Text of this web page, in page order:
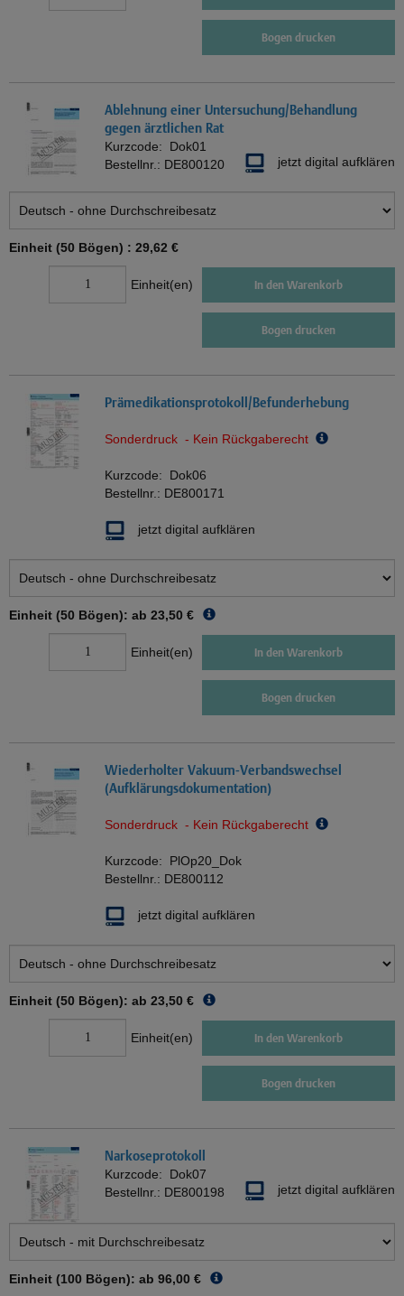
Bogen drucken
Ablehnung einer Untersuchung/Behandlung
gegen ärztlichen Rat
Kurzcode: Dok01
Bestellnr.: DE800120 jetzt digital aufklären
Einheit (50 Bögen) : 29,62 €
Einheit(en) In den Warenkorb
Bogen drucken
Prämedikationsprotokoll/Befunderhebung
Sonderdruck - Kein Rückgaberecht
Kurzcode: Dok06
Bestellnr.: DE800171
jetzt digital aufklären
Einheit (50 Bögen): ab 23,50 €
Einheit(en) In den Warenkorb
Bogen drucken
Wiederholter Vakuum-Verbandswechsel
(Aufklärungsdokumentation)
Sonderdruck - Kein Rückgaberecht
Kurzcode: PlOp20_Dok
Bestellnr.: DE800112
jetzt digital aufklären
Einheit (50 Bögen): ab 23,50 €
Einheit(en) In den Warenkorb
Bogen drucken
Narkoseprotokoll
Kurzcode: Dok07
Bestellnr.: DE800198 jetzt digital aufklären
Einheit (100 Bögen): ab 96,00 €